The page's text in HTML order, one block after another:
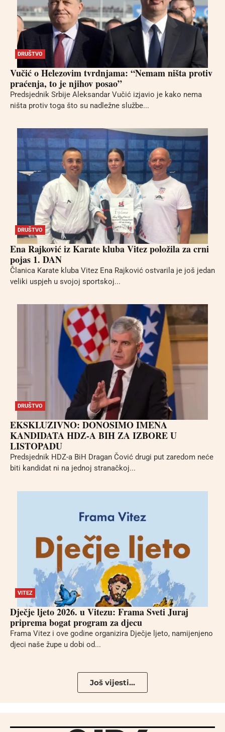
DRUŠTVO
Vučić o Helezovim tvrdnjama: “Nemam ništa protiv
praćenja, to je njihov posao”
Predsjednik Srbije Aleksandar Vučić izjavio je kako nema
ništa protiv toga što su nadležne službe...
DRUŠTVO
Ena Rajković iz Karate kluba Vitez položila za crni
pojas 1. DAN
Članica Karate kluba Vitez Ena Rajković ostvarila je još jedan
veliki uspjeh u svojoj sportskoj...
DRUŠTVO
EKSKLUZIVNO: DONOSIMO IMENA
KANDIDATA HDZ-A BIH ZA IZBORE U
LISTOPADU
Predsjednik HDZ-a BiH Dragan Čović drugi put zaredom neće
biti kandidat ni na jednoj stranačkoj...
VITEZ
Dječje ljeto 2026. u Vitezu: Frama Sveti Juraj
priprema bogat program za djecu
Frama Vitez i ove godine organizira Dječje ljeto, namijenjeno
djeci naše župe u dobi od...
Još vijesti...